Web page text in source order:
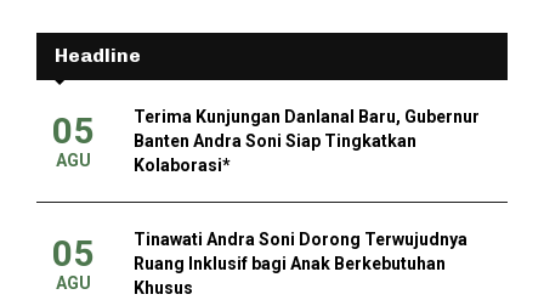
Headline
05
AGU
Terima Kunjungan Danlanal Baru, Gubernur
Banten Andra Soni Siap Tingkatkan
Kolaborasi*
05
AGU
Tinawati Andra Soni Dorong Terwujudnya
Ruang Inklusif bagi Anak Berkebutuhan
Khusus